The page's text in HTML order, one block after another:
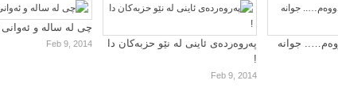
چی لە سالە و
Feb 9, 2014
پەروەردەی ئاینی لە نێو حزبەکان دا
!
Feb 9, 2014
جوانە